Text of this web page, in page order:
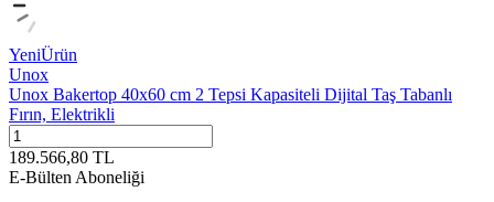
YeniÜrün
Unox
Unox Bakertop 40x60 cm 2 Tepsi Kapasiteli Dijital Taş Tabanlı
Fırın, Elektrikli
189.566,80 TL
E-Bülten Aboneliği